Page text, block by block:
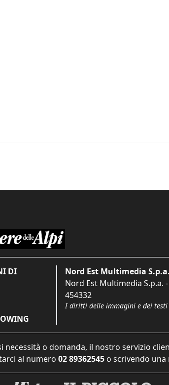
DI
Nord Est Multimedia S.p.a.
Nord Est Multimedia S.p.a. -
454332
I diritti delle immagini e dei testi
necessità o domanda, il nostro servizio
al numero 02 89362545 o scrivendo una